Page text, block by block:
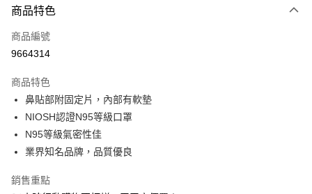
LINE Pay
Apple Pay
Google Pay
全盈+PAY
AFTEE先享後付
相關說明
AFTEE先享後付是「在收到商品之後才付款」的支付方式。 讓您購物簡單
ATM付款
商品特色
商品編號
9664314
商品特色
鼻貼部附固定片，內部有軟墊
NIOSH認證N95等級口罩
N95等級氣密性佳
業界知名品牌，品質優良
銷售重點